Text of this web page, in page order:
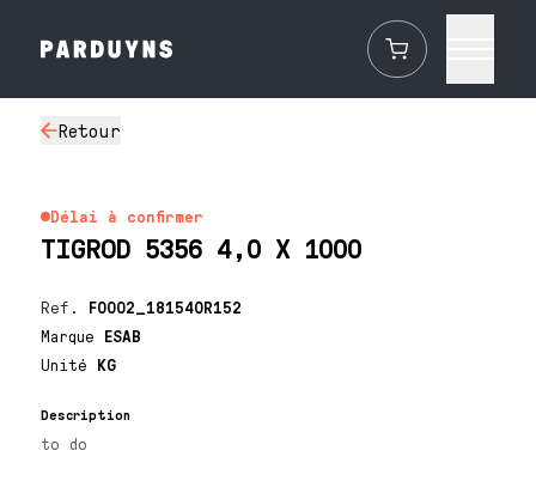
Retour
Délai à confirmer
TIGROD 5356 4,0 X 1000
Ref. F0002_181540R152
Marque ESAB
Unité KG
Description
to do